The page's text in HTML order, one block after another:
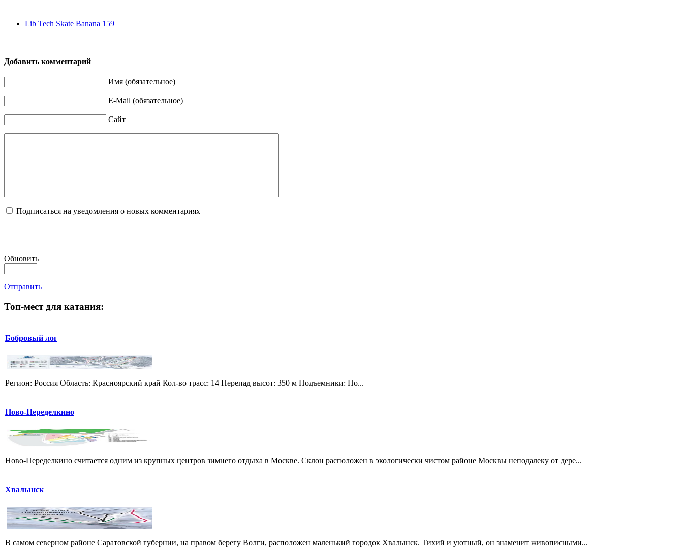
Lib Tech Skate Banana 159
Добавить комментарий
Имя (обязательное)
E-Mail (обязательное)
Сайт
Подписаться на уведомления о новых комментариях
Обновить
Отправить
Топ-мест для катания:
Бобровый лог
Регион: Россия Область: Красноярский край Кол-во трасс: 14 Перепад высот: 350 м Подъемники: По...
Ново-Переделкино
Ново-Переделкино считается одним из крупных центров зимнего отдыха в Москве. Склон расположен в экологически чистом районе Москвы неподалеку от дере...
Хвалынск
В самом северном районе Саратовской губернии, на правом берегу Волги, расположен маленький городок Хвалынск. Тихий и уютный, он знаменит живописными...